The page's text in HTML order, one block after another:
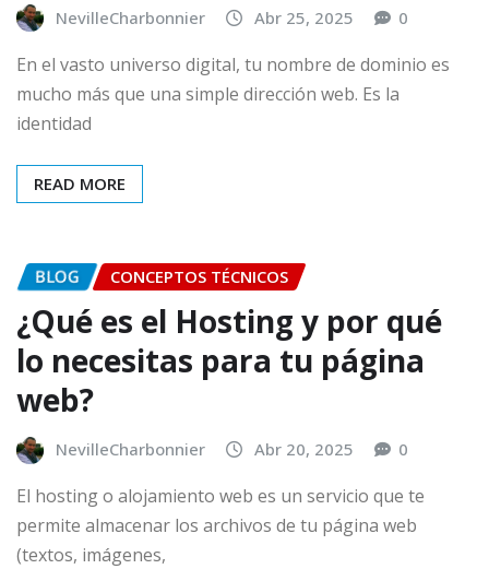
NevilleCharbonnier Abr 25, 2025 0
En el vasto universo digital, tu nombre de dominio es
mucho más que una simple dirección web. Es la
identidad
READ MORE
BLOG CONCEPTOS TÉCNICOS
¿Qué es el Hosting y por qué
lo necesitas para tu página
web?
NevilleCharbonnier Abr 20, 2025 0
El hosting o alojamiento web es un servicio que te
permite almacenar los archivos de tu página web
(textos, imágenes,